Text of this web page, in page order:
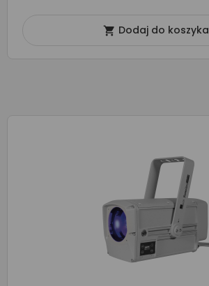
 Dodaj do koszyka